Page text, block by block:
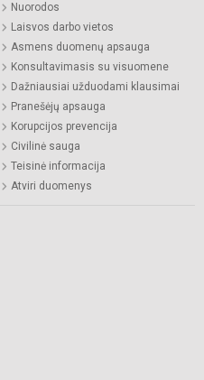
Nuorodos
Laisvos darbo vietos
Asmens duomenų apsauga
Konsultavimasis su visuomene
Dažniausiai užduodami klausimai
Pranešėjų apsauga
Korupcijos prevencija
Civilinė sauga
Teisinė informacija
Atviri duomenys